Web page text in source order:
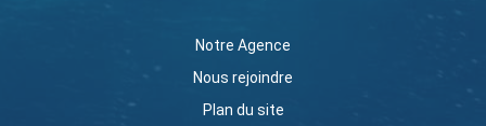
Notre Agence
Nous rejoindre
Plan du site